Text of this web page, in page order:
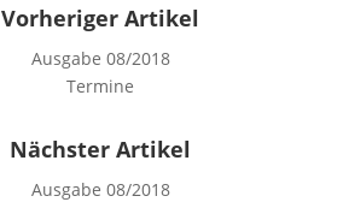
Vorheriger Artikel
Ausgabe 08/2018
Termine
Nächster Artikel
Ausgabe 08/2018